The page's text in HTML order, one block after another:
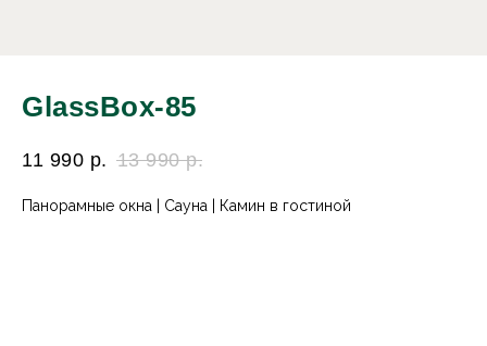
GlassBox-85
11 990 р. 13 990 р.
Панорамные окна | Сауна | Камин в гостиной